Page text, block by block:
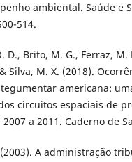
ambiental. Saúde e
514.
D., Brito, M. G., Ferraz, M.
Silva, M. X. (2018).
americana:
circuitos espaciais de
a 2011. Caderno de
A administração